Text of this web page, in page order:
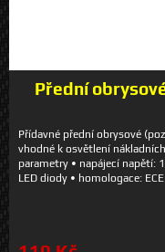
Přední
Přídavné přední obrysové
vhodné k osvětlení
parametry • napájecí napětí:
LED diody • homologace: